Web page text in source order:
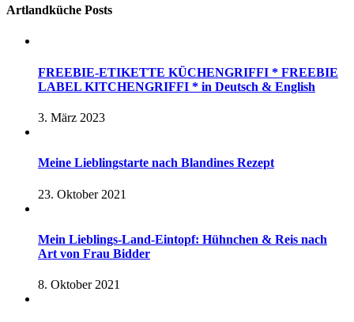
Artlandküche Posts
FREEBIE-ETIKETTE KÜCHENGRIFFI * FREEBIE
LABEL KITCHENGRIFFI * in Deutsch & English
3. März 2023
Meine Lieblingstarte nach Blandines Rezept
23. Oktober 2021
Mein Lieblings-Land-Eintopf: Hühnchen & Reis nach
Art von Frau Bidder
8. Oktober 2021